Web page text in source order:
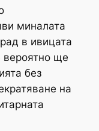
миналата
в ивицата
вероятно ще
без
на